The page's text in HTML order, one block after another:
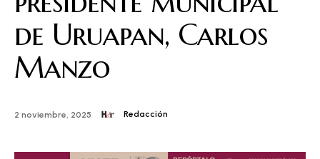
de Uruapan, Carlos
Manzo
2 noviembre, 2025 Redacción